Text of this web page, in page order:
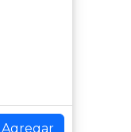
Agregar